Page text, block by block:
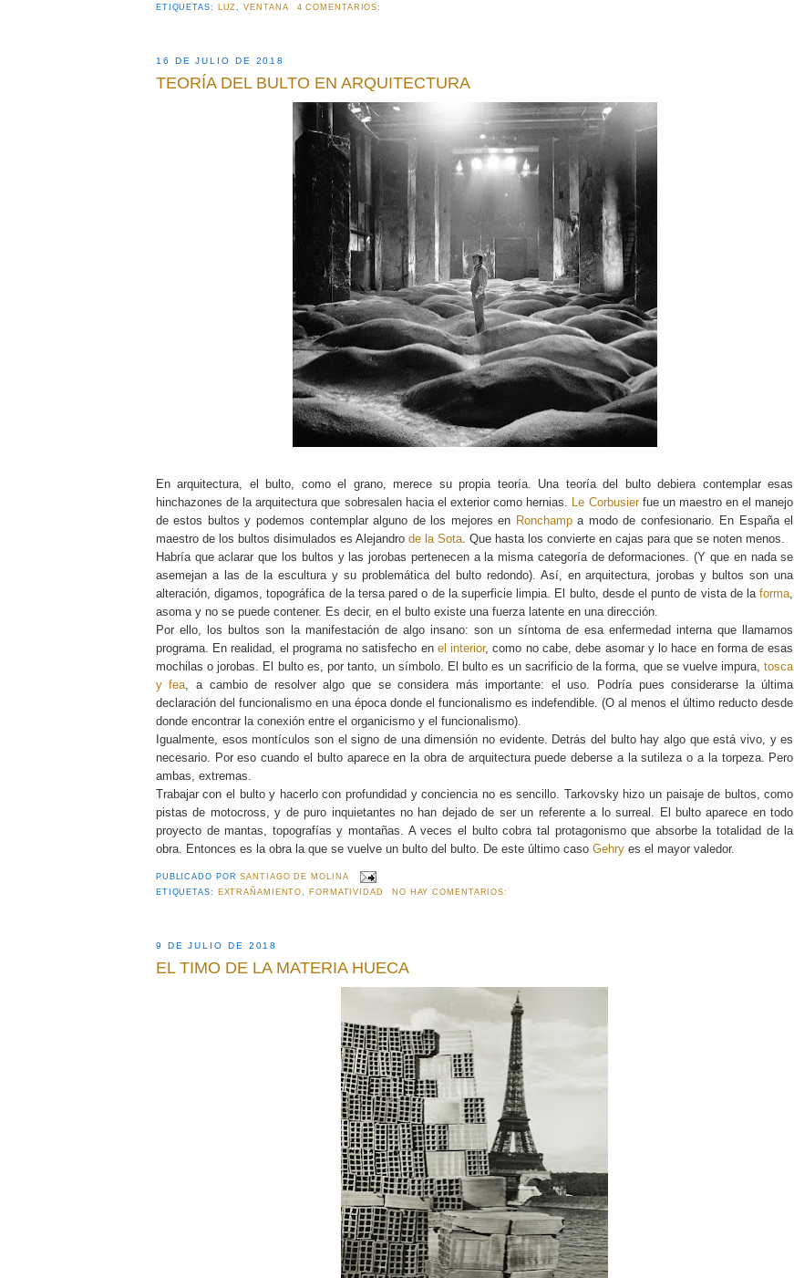
ETIQUETAS:
LUZ,VENTANA 4 COMENTARIOS:
16 DE JULIO DE 2018
TEORÍA DEL BULTO EN ARQUITECTURA
En arquitectura, el bulto, como el grano, merece su propia teoría. Una teoría del bulto debiera contemplar esas
hinchazones de la arquitectura que sobresalen hacia el exterior como hernias. Le Corbusierfue un maestro en el manejo
de estos bultos y podemos contemplar alguno de los mejores en Ronchampa modo de confesionario. En España el
maestro de los bultos disimulados es Alejandro de la Sota. Que hasta los convierte en cajas para que se noten menos.
Habría que aclarar que los bultos y las jorobas pertenecen a la misma categoría de deformaciones. (Y que en nada se
asemejan a las de la escultura y su problemática del bulto redondo). Así, en arquitectura, jorobas y bultos son una
alteración, digamos, topográfica de la tersa pared o de la superficie limpia. El bulto, desde el punto de vista de laforma,
asoma y no se puede contener. Es decir, en el bulto existe una fuerza latente en una dirección.
Por ello, los bultos son la manifestación de algo insano: son un síntoma de esa enfermedad interna que llamamos
programa. En realidad, el programa no satisfecho en el interior, como no cabe, debe asomar y lo hace en forma de esas
mochilas o jorobas. El bulto es, por tanto, un símbolo. El bulto es un sacrificio de la forma, que se vuelve impura,tosca
y fea, a cambio de resolver algo que se considera más importante: el uso. Podría pues considerarse la última
declaración del funcionalismo en una época donde el funcionalismo es indefendible. (O al menos el último reducto desde
donde encontrar la conexión entre el organicismo y el funcionalismo).
Igualmente, esos montículos son el signo de una dimensión no evidente. Detrás del bulto hay algo que está vivo, y es
necesario. Por eso cuando el bulto aparece en la obra de arquitectura puede deberse a la sutileza o a la torpeza. Pero
ambas, extremas.
Trabajar con el bulto y hacerlo con profundidad y conciencia no es sencillo. Tarkovsky hizo un paisaje de bultos, como
pistas de motocross, y de puro inquietantes no han dejado de ser un referente a lo surreal. El bulto aparece en todo
proyecto de mantas, topografías y montañas. A veces el bulto cobra tal protagonismo que absorbe la totalidad de la
obra. Entonces es la obra la que se vuelve un bulto del bulto. De este último caso Gehryes el mayor valedor.
PUBLICADO PORSANTIAGO DE MOLINA
ETIQUETAS:
EXTRAÑAMIENTO FORMATIVIDAD NO HAY COMENTARIOS:
9 DE JULIO DE 2018
EL TIMO DE LA MATERIA HUECA